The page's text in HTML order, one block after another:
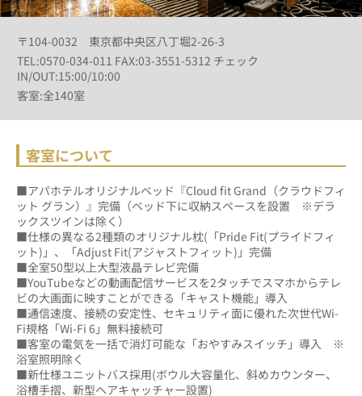
〒104-0032 東京都中央区八丁堀2-26-3
TEL:0570-034-011 FAX:03-3551-5312 チェック
IN/OUT:15:00/10:00
客室:全140室
客室について
■アパホテルオリジナルベッド『Cloud fit Grand（クラウドフィ
ット グラン）』完備（ベッド下に収納スペースを設置　※デラ
ックスツインは除く）
■仕様の異なる2種類のオリジナル枕(「Pride Fit(プライドフィ
ット)」、「Adjust Fit(アジャストフィット)」完備
■全室50型以上大型液晶テレビ完備
■YouTubeなどの動画配信サービスを2タッチでスマホからテレ
ビの大画面に映すことができる「キャスト機能」導入
■通信速度、接続の安定性、セキュリティ面に優れた次世代Wi-
Fi規格「Wi-Fi 6」無料接続可
■客室の電気を一括で消灯可能な「おやすみスイッチ」導入　※
浴室照明除く
■新仕様ユニットバス採用(ボウル大容量化、斜めカウンター、